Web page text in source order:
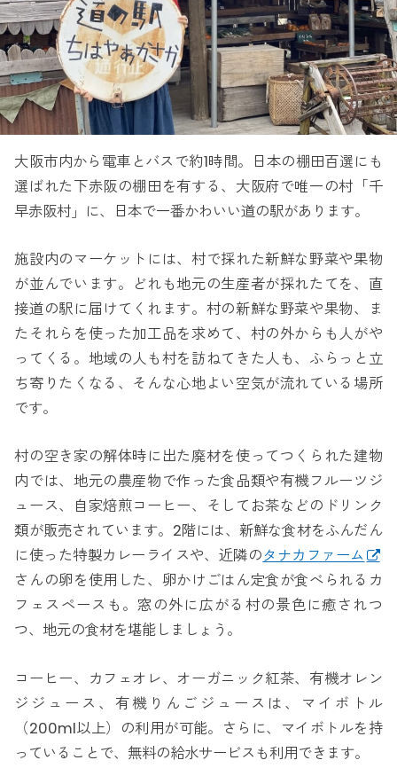
大阪市内から電車とバスで約1時間。日本の棚田百選にも
選ばれた下赤阪の棚田を有する、大阪府で唯一の村「千
早赤阪村」に、日本で一番かわいい道の駅があります。
施設内のマーケットには、村で採れた新鮮な野菜や果物
が並んでいます。どれも地元の生産者が採れたてを、直
接道の駅に届けてくれます。村の新鮮な野菜や果物、ま
たそれらを使った加工品を求めて、村の外からも人がや
ってくる。地域の人も村を訪ねてきた人も、ふらっと立
ち寄りたくなる、そんな心地よい空気が流れている場所
です。
村の空き家の解体時に出た廃材を使ってつくられた建物
内では、地元の農産物で作った食品類や有機フルーツジ
ュース、自家焙煎コーヒー、そしてお茶などのドリンク
類が販売されています。2階には、新鮮な食材をふんだん
に使った特製カレーライスや、近隣のタナカファーム
さんの卵を使用した、卵かけごはん定食が食べられるカ
フェスペースも。窓の外に広がる村の景色に癒されつ
つ、地元の食材を堪能しましょう。
コーヒー、カフェオレ、オーガニック紅茶、有機オレン
ジジュース、有機りんごジュースは、マイボトル
（200ml以上）の利用が可能。さらに、マイボトルを持
っていることで、無料の給水サービスも利用できます。